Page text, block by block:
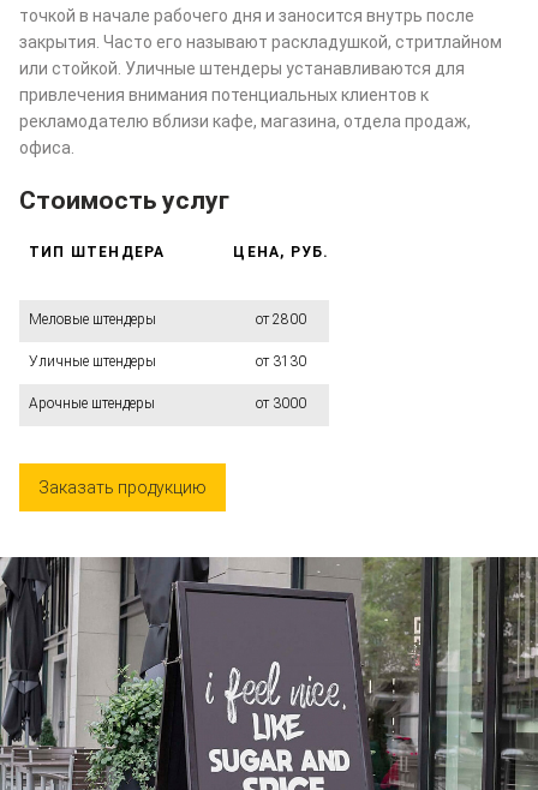
точкой в начале рабочего дня и заносится внутрь после
закрытия. Часто его называют раскладушкой, стритлайном
или стойкой. Уличные штендеры устанавливаются для
привлечения внимания потенциальных клиентов к
рекламодателю вблизи кафе, магазина, отдела продаж,
офиса.
Стоимость услуг
ТИП ШТЕНДЕРА
Меловые штендеры
Уличные штендеры
Арочные штендеры
ЦЕНА, РУБ.
от 2800
от 3130
от 3000
Заказать продукцию